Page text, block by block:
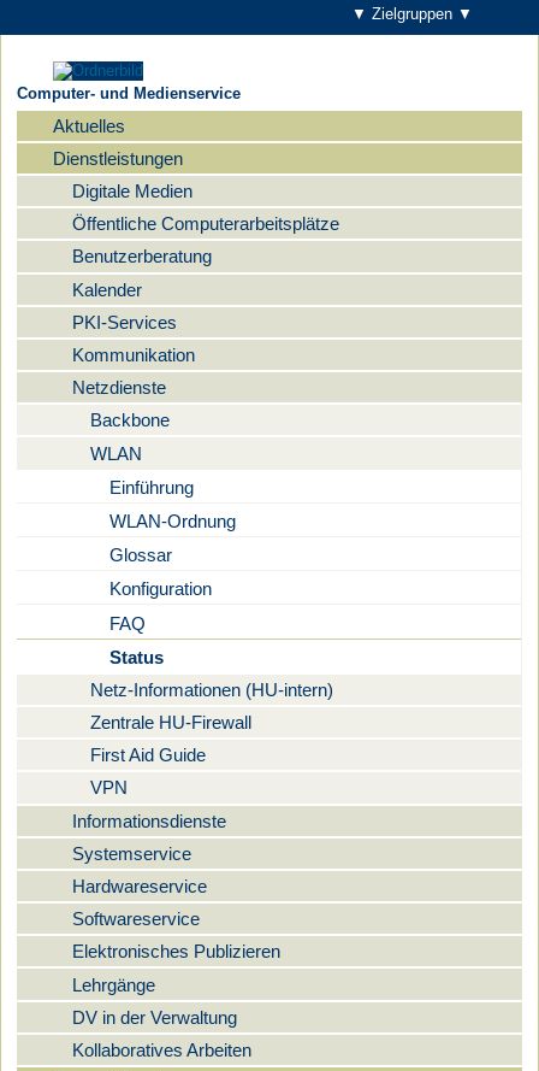
▼ Zielgruppen ▼
Computer- und Medienservice
Navigation
Aktuelles
Dienstleistungen
Digitale Medien
Öffentliche Computerarbeitsplätze
Benutzerberatung
Kalender
PKI-Services
Kommunikation
Netzdienste
Backbone
WLAN
Einführung
WLAN-Ordnung
Glossar
Konfiguration
FAQ
Status
Netz-Informationen (HU-intern)
Zentrale HU-Firewall
First Aid Guide
VPN
Informationsdienste
Systemservice
Hardwareservice
Softwareservice
Elektronisches Publizieren
Lehrgänge
DV in der Verwaltung
Kollaboratives Arbeiten